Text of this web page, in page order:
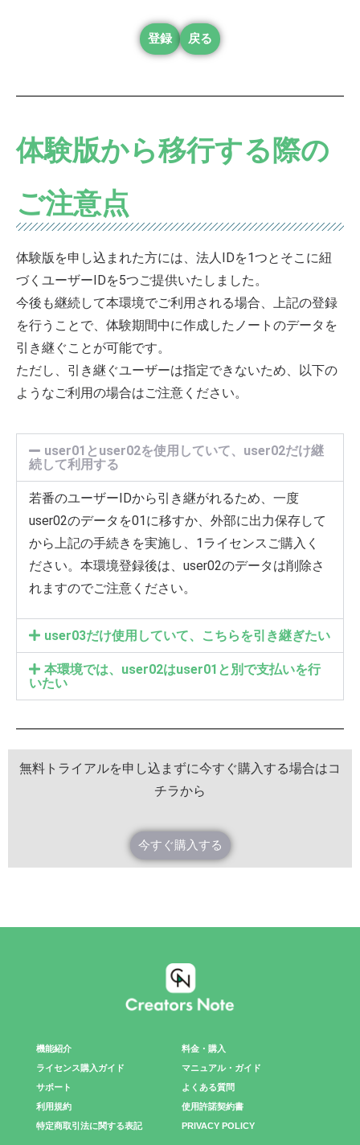
登録 戻る
体験版から移行する際の
ご注意点
体験版を申し込まれた方には、法人IDを1つとそこに紐
づくユーザーIDを5つご提供いたしました。
今後も継続して本環境でご利用される場合、上記の登録
を行うことで、体験期間中に作成したノートのデータを
引き継ぐことが可能です。
ただし、引き継ぐユーザーは指定できないため、以下の
ようなご利用の場合はご注意ください。
user01とuser02を使用していて、user02だけ継
続して利用する
若番のユーザーIDから引き継がれるため、一度
user02のデータを01に移すか、外部に出力保存して
から上記の手続きを実施し、1ライセンスご購入く
ださい。本環境登録後は、user02のデータは削除さ
れますのでご注意ください。
user03だけ使用していて、こちらを引き継ぎたい
本環境では、user02はuser01と別で支払いを行
いたい
無料トライアルを申し込まずに今すぐ購入する場合はコ
チラから
今すぐ購入する
機能紹介
ライセンス購入ガイド
サポート
利用規約
特定商取引法に関する表記
料金・購入
マニュアル・ガイド
よくある質問
使用許諾契約書
PRIVACY POLICY